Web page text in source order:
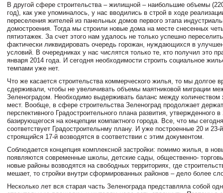
В другой сфере строительства – жилищной – наибольшие объемы
год), как уже упоминалось, у нас вводились в строй в ходе
переселения жителей из панельных домов первого этапа
домостроения. Тогда мы строили новые дома на месте снесенных
пятиэтажек. За счет этого нам удалось не только успешно
фактически ликвидировать очередь горожан, нуждающихся в
условий. В очередниках у нас числятся только те, кто получил это
января 2014 года. И сегодня необходимости строить социальное
темпами уже нет.
Что же касается строительства коммерческого жилья, то мы долгое
сдерживали, чтобы не увеличивать объемы маятниковой миграции
Зеленоградом. Необходимо выдерживать баланс между количеством
мест. Вообще, в сфере строительства Зеленоград продолжает
перспективного Градостроительного плана развития, утвержденного в
базирующегося на концепции компактного города. Все, что мы
соответствует Градостроительнму плану. И уже построенные 20 и 23-
строящийся 17-й возводятся в соответствии с этим документом.
Соблюдается концепция комплексной застройки: помимо жилья, в
появляются современные школы, детские сады, общественно-
новые районы возводятся на свободных территориях, где
мешает, то стройки внутри сформированных районов – дело более
Несколько лет вся старая часть Зеленограда представляла собой